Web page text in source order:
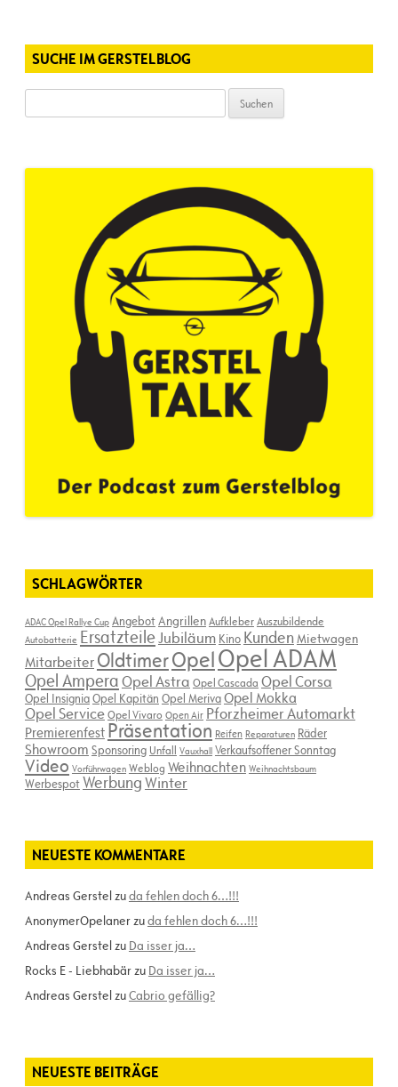
SUCHE IM GERSTELBLOG
nach:
SCHLAGWÖRTER
ADAC Opel Rallye Cup AngebotAngrillenAufkleberAuszubildende
Autobatterie ErsatzteileJubiläum Kino KundenMietwagen
Mitarbeiter OldtimerOpelOpel ADAM
Opel AmperaOpel Astra Opel Cascada Opel Corsa
Opel InsigniaOpel Kapitän Opel MerivaOpel Mokka
Opel ServiceOpel Vivaro Open Air Pforzheimer Automarkt
Premierenfest Präsentation Reifen Reparaturen Räder
Showroom Sponsoring Unfall Vauxhall Verkaufsoffener Sonntag
Video Vorführwagen Weblog Weihnachten Weihnachtsbaum
WerbespotWerbungWinter
NEUESTE KOMMENTARE
Andreas Gerstelzuda fehlen doch 6…!!!
AnonymerOpelanerzuda fehlen doch 6…!!!
Andreas Gerstelzu Da isser ja…
Rocks E - Liebhabärzu Da isser ja…
Andreas GerstelzuCabrio gefällig?
NEUESTE BEITRÄGE